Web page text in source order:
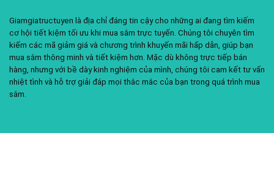
Giamgiatructuyen là địa chỉ đáng tin cậy cho những ai đang tìm kiếm
cơ hội tiết kiệm tối ưu khi mua sắm trực tuyến. Chúng tôi chuyên tìm
kiếm các mã giảm giá và chương trình khuyến mãi hấp dẫn, giúp bạn
mua sắm thông minh và tiết kiệm hơn. Mặc dù không trực tiếp bán
hàng, nhưng với bề dày kinh nghiệm của mình, chúng tôi cam kết tư vấn
nhiệt tình và hỗ trợ giải đáp mọi thắc mắc của bạn trong quá trình mua
sắm.